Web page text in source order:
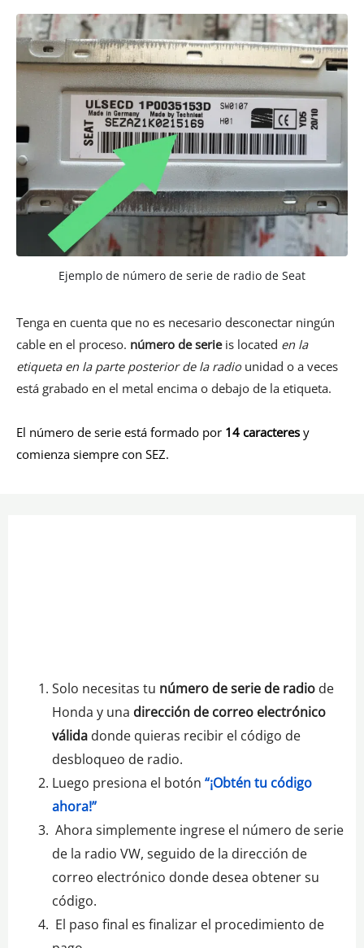
Ejemplo de número de serie de radio de Seat
Tenga en cuenta que no es necesario desconectar ningún
cable en el proceso. número de serieis located en la
etiqueta en la parte posterior de la radio unidad o a veces
está grabado en el metal encima o debajo de la etiqueta.
El número de serie está formado por 14 caracteres y
comienza siempre con SEZ.
Solo necesitas tu número de serie de radiode
Honda y una dirección de correo electrónico
válidadonde quieras recibir el código de
desbloqueo de radio.
Luego presiona el botón “¡Obtén tu código
ahora!”
Ahora simplemente ingrese el número de serie
de la radio VW, seguido de la dirección de
correo electrónico donde desea obtener su
código.
El paso final es finalizar el procedimiento de